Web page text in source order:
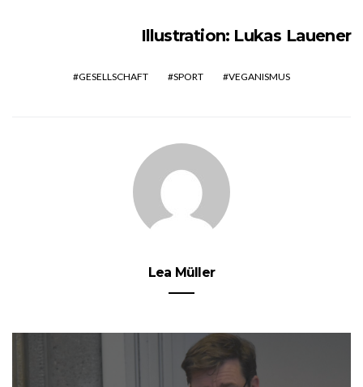
Illustration: Lukas Lauener
GESELLSCHAFT SPORT VEGANISMUS
Lea Müller